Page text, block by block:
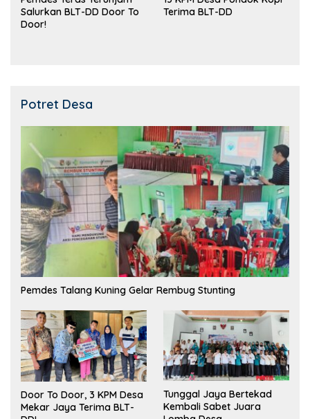
Salurkan BLT-DD Door To
Door!
Terima BLT-DD
Potret Desa
Pemdes Talang Kuning Gelar Rembug Stunting
Door To Door, 3 KPM Desa
Mekar Jaya Terima BLT-
Tunggal Jaya Bertekad
Kembali Sabet Juara